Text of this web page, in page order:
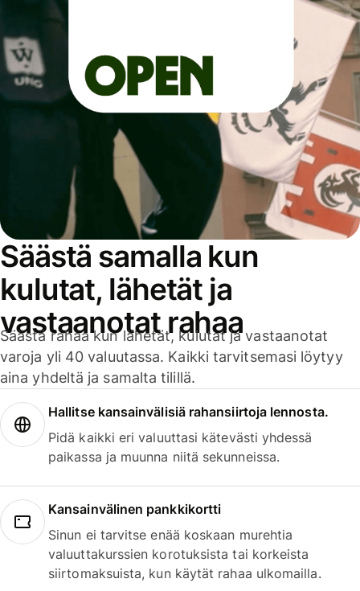
Säästä samalla kun
kulutat, lähetät ja
vastaanotat rahaa
Säästä rahaa kun lähetät, kulutat ja vastaanotat
varoja yli 40 valuutassa. Kaikki tarvitsemasi löytyy
aina yhdeltä ja samalta tilillä.
Hallitse kansainvälisiä rahansiirtoja lennosta.
Pidä kaikki eri valuuttasi kätevästi yhdessä
paikassa ja muunna niitä sekunneissa.
Kansainvälinen pankkikortti
Sinun ei tarvitse enää koskaan murehtia
valuuttakurssien korotuksista tai korkeista
siirtomaksuista, kun käytät rahaa ulkomailla.